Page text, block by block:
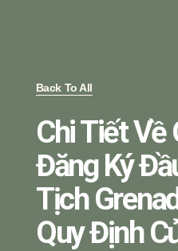
Back To All
Chi Tiết Về
Đăng Ký
Tịch
Quy Định